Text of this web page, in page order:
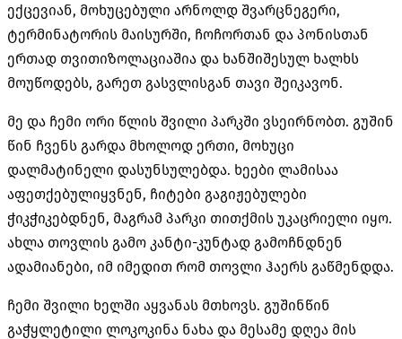
ექცევიან, მოხუცებული არნოლდ შვარცნეგერი,
ტერმინატორის მაისურში, ჩოჩორთან და პონისთან
ერთად თვითიზოლაციაშია და ხანშიშესულ ხალხს
მოუწოდებს, გარეთ გასვლისგან თავი შეიკავონ.
მე და ჩემი ორი წლის შვილი პარკში ვსეირნობთ. გუშინ
წინ ჩვენს გარდა მხოლოდ ერთი, მოხუცი
დალმატინელი დასუნსულებდა. ხეები ლამისაა
აფეთქებულიყვნენ, ჩიტები გაგიჟებულები
ჭიკჭიკებდნენ, მაგრამ პარკი თითქმის უკაცრიელი იყო.
ახლა თოვლის გამო კანტი-კუნტად გამოჩნდნენ
ადამიანები, იმ იმედით რომ თოვლი ჰაერს გაწმენდდა.
ჩემი შვილი ხელში აყვანას მთხოვს. გუშინწინ
გაჭყლეტილი ლოკოკინა ნახა და მესამე დღეა მის